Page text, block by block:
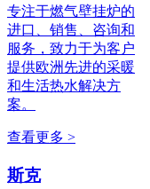
专注于燃气壁挂炉的
进口、销售、咨询和
服务，致力于为客户
提供欧洲先进的采暖
和生活热水解决方
案。
查看更多 >
斯克